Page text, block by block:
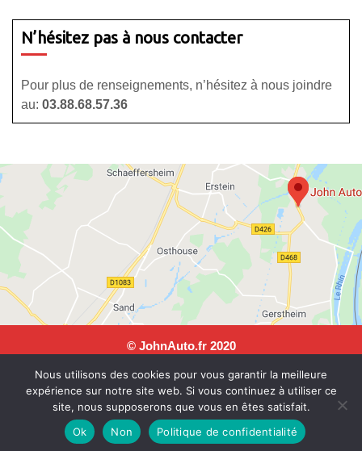
N’hésitez pas à nous contacter
Pour plus de renseignements, n’hésitez à nous joindre
au: 03.88.68.57.36
© JohnAuto.fr 2020
68 57 36
Horaires du lundi au vendredi : 8h/12h-14h/18h et samedi :
9h/12h
SIREN : 507645448
Nous utilisons des cookies pour vous garantir la meilleure
expérience sur notre site web. Si vous continuez à utiliser ce
site, nous supposerons que vous en êtes satisfait.
Ok
Non Politique de confidentialité